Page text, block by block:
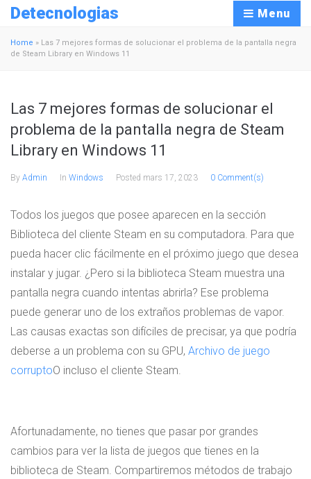
Detecnologias Menu
Home » Las 7 mejores formas de solucionar el problema de la pantalla negra
de Steam Library en Windows 11
Las 7 mejores formas de solucionar el
problema de la pantalla negra de Steam
Library en Windows 11
By Admin In Windows Posted mars 17, 2023 0 Comment(s)
Todos los juegos que posee aparecen en la sección
Biblioteca del cliente Steam en su computadora. Para que
pueda hacer clic fácilmente en el próximo juego que desea
instalar y jugar. ¿Pero si la biblioteca Steam muestra una
pantalla negra cuando intentas abrirla? Ese problema
puede generar uno de los extraños problemas de vapor.
Las causas exactas son difíciles de precisar, ya que podría
deberse a un problema con su GPU, Archivo de juego
corruptoO incluso el cliente Steam.
Afortunadamente, no tienes que pasar por grandes
cambios para ver la lista de juegos que tienes en la
biblioteca de Steam. Compartiremos métodos de trabajo